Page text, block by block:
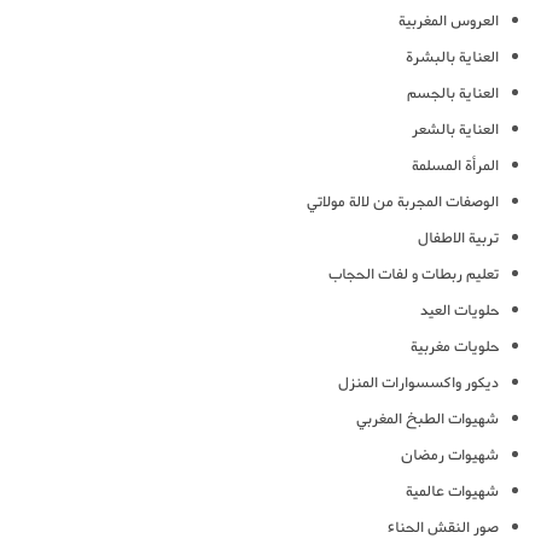
العروس المغربية
العناية بالبشرة
العناية بالجسم
العناية بالشعر
المرأة المسلمة
الوصفات المجربة من لالة مولاتي
تربية الاطفال
تعليم ربطات و لفات الحجاب
حلويات العيد
حلويات مغربية
ديكور واكسسوارات المنزل
شهيوات الطبخ المغربي
شهيوات رمضان
شهيوات عالمية
صور النقش الحناء